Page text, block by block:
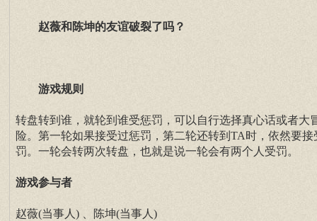
赵薇和陈坤的友谊破裂了吗？
游戏规则
转盘转到谁，就轮到谁受惩罚，可以自行选择真心话或者大
险。第一轮如果接受过惩罚，第二轮还转到TA时，依然要接
罚。一轮会转两次转盘，也就是说一轮会有两个人受罚。
游戏参与者
赵薇(当事人) 、陈坤(当事人)